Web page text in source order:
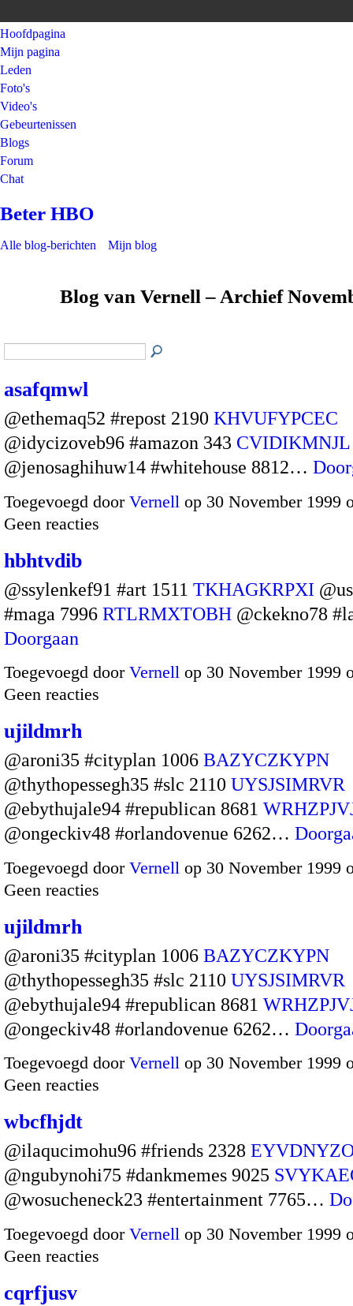
Hoofdpagina
Mijn pagina
Leden
Foto's
Video's
Gebeurtenissen
Blogs
Forum
Chat
Beter HBO
Alle blog-berichten Mijn blog
Blog van Vernell – Archief
asafqmwl
@ethemaq52 #repost 2190 KHVUFYPCEC
@idycizoveb96 #amazon 343 CVIDIKMNJL
@jenosaghihuw14 #whitehouse 8812…
Toegevoegd door Vernell op 30 November 1999
Geen reacties
hbhtvdib
@ssylenkef91 #art 1511 TKHAGKRPXI
#maga 7996 RTLRMXTOBH @ckekno78
Doorgaan
Toegevoegd door Vernell op 30 November 1999
Geen reacties
ujildmrh
@aroni35 #cityplan 1006 BAZYCZKYPN
@thythopessegh35 #slc 2110 UYSJSIMRVR
@ebythujale94 #republican 8681
@ongeckiv48 #orlandovenue 6262…
Toegevoegd door Vernell op 30 November 1999
Geen reacties
ujildmrh
@aroni35 #cityplan 1006 BAZYCZKYPN
@thythopessegh35 #slc 2110 UYSJSIMRVR
@ebythujale94 #republican 8681
@ongeckiv48 #orlandovenue 6262…
Toegevoegd door Vernell op 30 November 1999
Geen reacties
wbcfhjdt
@ilaqucimohu96 #friends 2328
@ngubynohi75 #dankmemes 9025
@wosucheneck23 #entertainment 7765…
Toegevoegd door Vernell op 30 November 1999
Geen reacties
cqrfjusv